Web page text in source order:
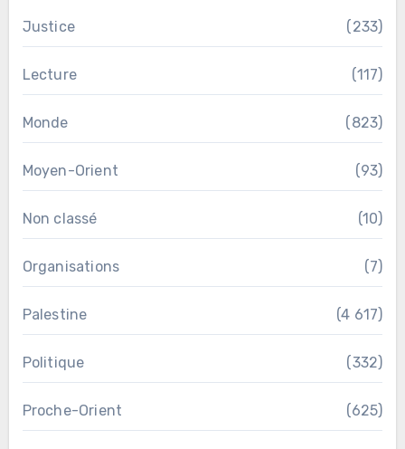
Justice (233)
Lecture (117)
Monde (823)
Moyen-Orient (93)
Non classé (10)
Organisations (7)
Palestine (4 617)
Politique (332)
Proche-Orient (625)